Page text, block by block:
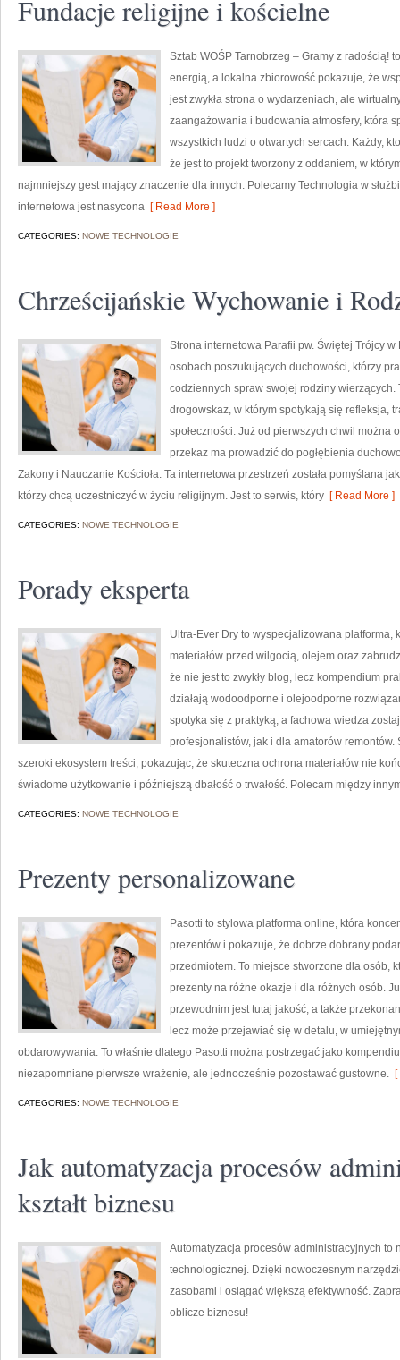
Fundacje religijne i kościelne
Sztab WOŚP Tarnobrzeg – Gramy z radością!
energią, a lokalna zbiorowość pokazuje, że
jest zwykła strona o wydarzeniach, ale
zaangażowania i budowania atmosfery, która
wszystkich ludzi o otwartych sercach. Każdy,
że jest to projekt tworzony z oddaniem, w
najmniejszy gest mający znaczenie dla innych. Polecamy Technologia w
internetowa jest nasycona [ Read More ]
CATEGORIES: NOWE TECHNOLOGIE
Chrześcijańskie Wychowanie i
Strona internetowa Parafii pw. Świętej Trójcy
osobach poszukujących duchowości, którzy
codziennych spraw swojej rodziny wierzących.
drogowskaz, w którym spotykają się refleksja,
społeczności. Już od pierwszych chwil można
przekaz ma prowadzić do pogłębienia
Zakony i Nauczanie Kościoła. Ta internetowa przestrzeń została pomyślana
którzy chcą uczestniczyć w życiu religijnym. Jest to serwis, który [ Read More ]
CATEGORIES: NOWE TECHNOLOGIE
Porady eksperta
Ultra-Ever Dry to wyspecjalizowana
materiałów przed wilgocią, olejem oraz
że nie jest to zwykły blog, lecz kompendium
działają wodoodporne i olejoodporne
spotyka się z praktyką, a fachowa wiedza
profesjonalistów, jak i dla amatorów
szeroki ekosystem treści, pokazując, że skuteczna ochrona materiałów nie
świadome użytkowanie i późniejszą dbałość o trwałość. Polecam między
CATEGORIES: NOWE TECHNOLOGIE
Prezenty personalizowane
Pasotti to stylowa platforma online, która
prezentów i pokazuje, że dobrze dobrany
przedmiotem. To miejsce stworzone dla osób,
prezenty na różne okazje i dla różnych osób.
przewodnim jest tutaj jakość, a także
lecz może przejawiać się w detalu, w
obdarowywania. To właśnie dlatego Pasotti można postrzegać jako
niezapomniane pierwsze wrażenie, ale jednocześnie pozostawać gustowne.
CATEGORIES: NOWE TECHNOLOGIE
Jak automatyzacja procesów
kształt biznesu
Automatyzacja procesów administracyjnych to
technologicznej. Dzięki nowoczesnym
zasobami i osiągać większą efektywność.
oblicze biznesu!